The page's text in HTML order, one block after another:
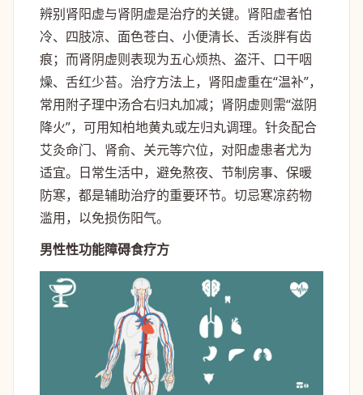
辨别肾阳虚与肾阴虚是治疗的关键。肾阳虚者怕
冷、四肢凉、面色苍白、小便清长、舌淡胖有齿
痕；而肾阴虚则表现为五心烦热、盗汗、口干咽
燥、舌红少苔。治疗方法上，肾阳虚重在“温补”，
常用附子理中汤合右归丸加减；肾阴虚则需“滋阴
降火”，可用知柏地黄丸或左归丸调理。针灸配合
艾灸命门、肾俞、关元等穴位，对阳虚患者尤为
适宜。日常生活中，避免熬夜、节制房事、保暖
防寒，都是辅助治疗的重要环节。切忌寒凉药物
滥用，以免损伤阳气。
男性性功能障碍食疗方